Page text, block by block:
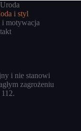
Uroda
i styl
i motywacja
i nie stanowi
zagrożeniu